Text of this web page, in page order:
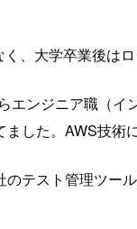
、大学卒業後は
ンジニア職（
した。AWS技術
テスト管理ツ